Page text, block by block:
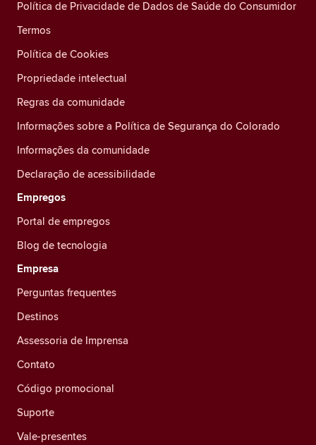
Política de Privacidade de Dados de Saúde do Consumidor
Termos
Política de Cookies
Propriedade intelectual
Regras da comunidade
Informações sobre a Política de Segurança do Colorado
Informações da comunidade
Declaração de acessibilidade
Empregos
Portal de empregos
Blog de tecnologia
Empresa
Perguntas frequentes
Destinos
Assessoria de Imprensa
Contato
Código promocional
Suporte
Vale-presentes